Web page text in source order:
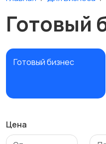
Готовый
Готовый бизнес
Цена